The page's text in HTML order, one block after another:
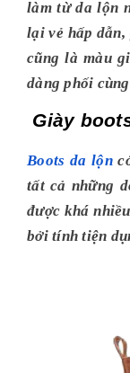
làm từ da lộn
lại vẻ hấp
cũng là màu
dàng phối
Giày
Boots da lộn
tất cả những
được khá
bởi tính tiện